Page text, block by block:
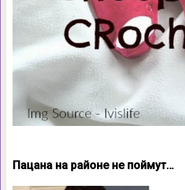
Пацана на районе не поймут…